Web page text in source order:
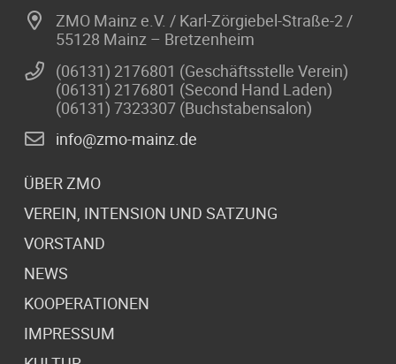
ZMO Mainz e.V. / Karl-Zörgiebel-Straße-2 /
55128 Mainz – Bretzenheim
(06131) 2176801 (Geschäftsstelle Verein)
(06131) 2176801 (Second Hand Laden)
(06131) 7323307 (Buchstabensalon)
info@zmo-mainz.de
ÜBER ZMO
VEREIN, INTENSION UND SATZUNG
VORSTAND
NEWS
KOOPERATIONEN
IMPRESSUM